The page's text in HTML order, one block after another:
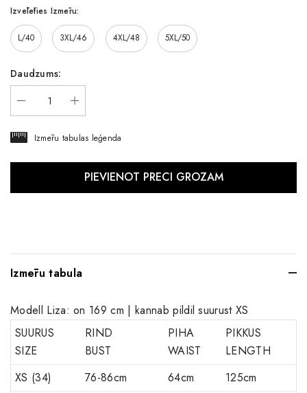
Izvēlēties Izmēru:
L/40 3XL/46 4XL/48 5XL/50
Daudzums:
Izmēru tabulas leģenda
Izmēru tabula
Modell Liza: on 169 cm | kannab pildil suurust XS
SUURUS
SIZE
RIND
BUST
PIHA
WAIST
PIKKUS
LENGTH
XS (34)
76-86cm 64cm
125cm